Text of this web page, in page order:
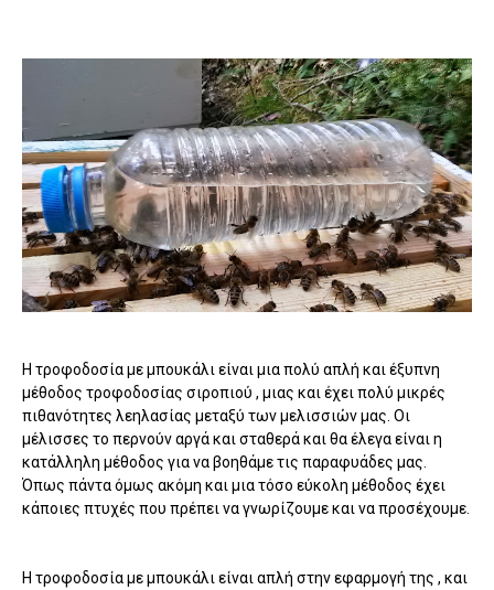
Η τροφοδοσία με μπουκάλι είναι μια πολύ απλή και έξυπνη
μέθοδος τροφοδοσίας σιροπιού , μιας και έχει πολύ μικρές
πιθανότητες λεηλασίας μεταξύ των μελισσιών μας. Οι
μέλισσες το περνούν αργά και σταθερά και θα έλεγα είναι η
κατάλληλη μέθοδος για να βοηθάμε τις παραφυάδες μας.
Όπως πάντα όμως ακόμη και μια τόσο εύκολη μέθοδος έχει
κάποιες πτυχές που πρέπει να γνωρίζουμε και να προσέχουμε.
Η τροφοδοσία με μπουκάλι είναι απλή στην εφαρμογή της , και